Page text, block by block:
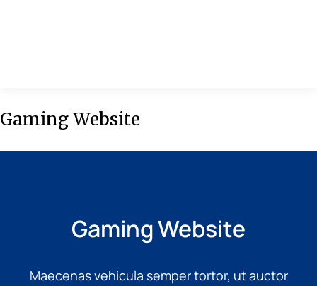
Gaming Website
Gaming Website
Maecenas vehicula semper tortor, ut auctor